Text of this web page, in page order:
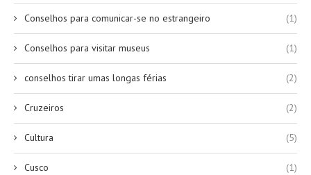
Conselhos para comunicar-se no estrangeiro (1)
Conselhos para visitar museus (1)
conselhos tirar umas longas férias (2)
Cruzeiros (2)
Cultura (5)
Cusco (1)